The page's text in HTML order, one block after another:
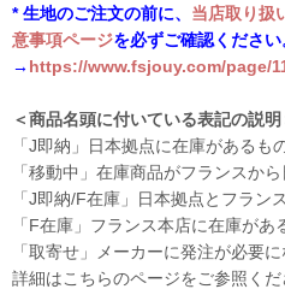
* 生地のご注文の前に、 当店取り扱
意事項ページを必ずご確認ください
→ https://www.fsjouy.com/page/
＜商品名頭に付いている表記の説明
「J即納」日本拠点に在庫があるも
「移動中」在庫商品がフランスか
「J即納/F在庫」日本拠点とフラン
「F在庫」フランス本店に在庫があ
「取寄せ」メーカーに発注が必要
詳細はこちらのページをご参照くだ